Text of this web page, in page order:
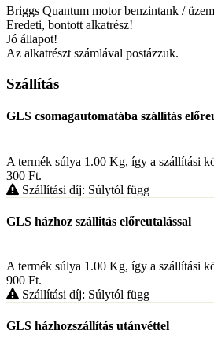
Briggs Quantum motor benzintank /
Eredeti, bontott alkatrész!
Jó állapot!
Az alkatrészt számlával postázzuk.
Szállítás
GLS csomagautomatába szállítás
A termék súlya 1.00 Kg, így a szállítási
300 Ft.
Szállítási díj: Súlytól függ
GLS házhoz szállitás előreutalással
A termék súlya 1.00 Kg, így a szállítási
900 Ft.
Szállítási díj: Súlytól függ
GLS házhozszállítás utánvéttel